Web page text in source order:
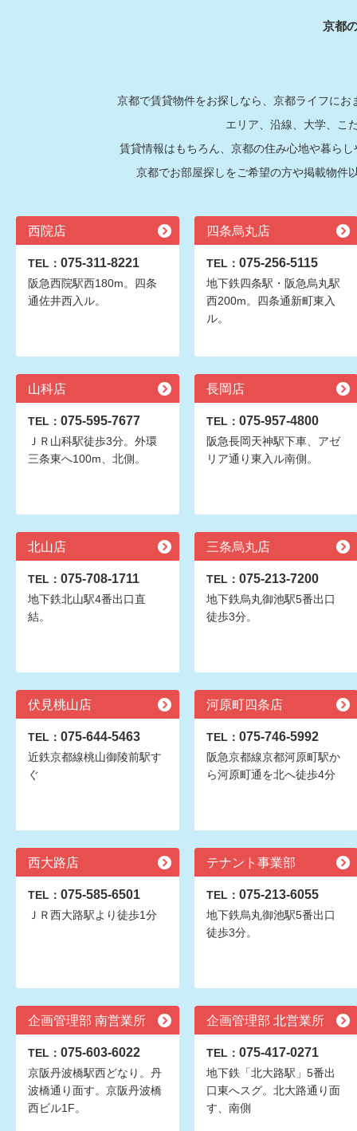
京都
京都で賃貸物件をお探しなら、京都ライフに
エリア、沿線、大学、こ
賃貸情報はもちろん、京都の住み心地や暮ら
京都でお部屋探しをご希望の方や掲載物件
西院店
TEL： 075-311-8221
阪急西院駅西180m。四条
通佐井西入ル。
四条烏丸店
TEL： 075-256-5115
地下鉄四条駅・阪急烏丸駅
西200m。四条通新町東入
ル。
山科店
TEL： 075-595-7677
ＪＲ山科駅徒歩3分。外環
三条東へ100m、北側。
長岡店
TEL： 075-957-4800
阪急長岡天神駅下車、アゼ
リア通り東入ル南側。
北山店
TEL： 075-708-1711
地下鉄北山駅4番出口直
結。
三条烏丸店
TEL： 075-213-7200
地下鉄烏丸御池駅5番出口
徒歩3分。
伏見桃山店
TEL： 075-644-5463
近鉄京都線桃山御陵前駅す
ぐ
河原町四条店
TEL： 075-746-5992
阪急京都線京都河原町駅か
ら河原町通を北へ徒歩4分
西大路店
TEL： 075-585-6501
ＪＲ西大路駅より徒歩1分
テナント事業部
TEL： 075-213-6055
地下鉄烏丸御池駅5番出口
徒歩3分。
企画管理部 南営業所
TEL： 075-603-6022
京阪丹波橋駅西どなり。丹
波橋通り面す。京阪丹波橋
西ビル1F。
企画管理部 北営業所
TEL： 075-417-0271
地下鉄「北大路駅」5番出
口東へスグ。北大路通り面
す、南側